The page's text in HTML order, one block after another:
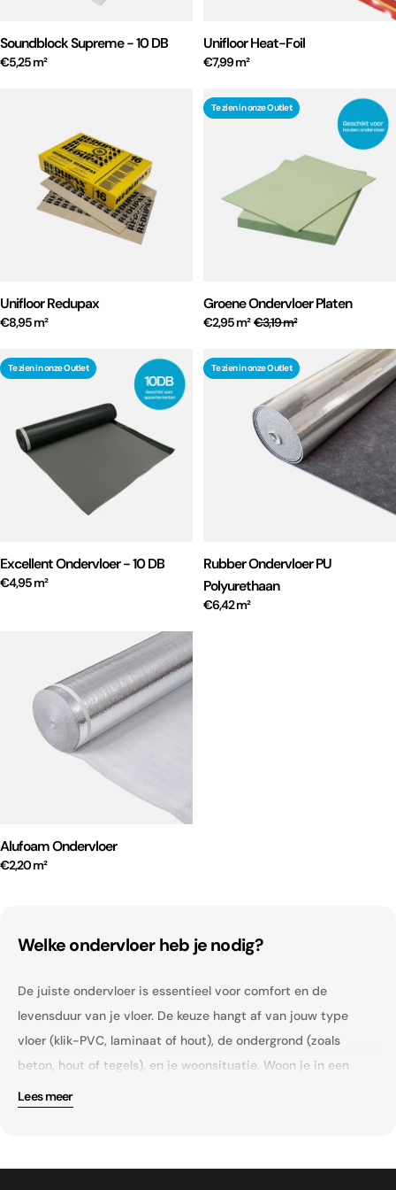
Soundblock Supreme - 10 DB
€5,25 m²
Unifloor Heat-Foil
€7,99 m²
Unifloor Redupax
€8,95 m²
Te zien in onze Outlet
Groene Ondervloer Platen
€2,95 m²€3,19 m²
Te zien in onze Outlet
Excellent Ondervloer - 10 DB
€4,95 m²
Te zien in onze Outlet
Rubber Ondervloer PU
Polyurethaan
€6,42 m²
Alufoam Ondervloer
€2,20 m²
Welke ondervloer heb je nodig?
De juiste ondervloer is essentieel voor comfort en de
levensduur van je vloer. De keuze hangt af van jouw type
vloer (klik-PVC, laminaat of hout), de ondergrond (zoals
beton, hout of tegels), en je woonsituatie. Woon je in een
appartement? Dan is een 10 dB geluiddempende ondervloer
de ondervloer geschikt zijn voor warmtegeleiding.
Lees meer